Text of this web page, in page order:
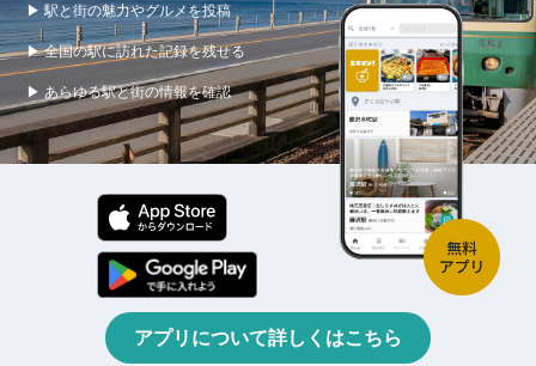
▶ 駅と街の魅力やグルメを投稿
▶ 全国の駅に訪れた記録を残せる
▶ あらゆる駅と街の情報を確認
アプリについて詳しくはこちら